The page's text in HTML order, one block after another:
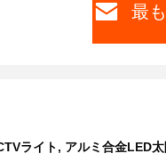
最
ライト, アルミ合金LED